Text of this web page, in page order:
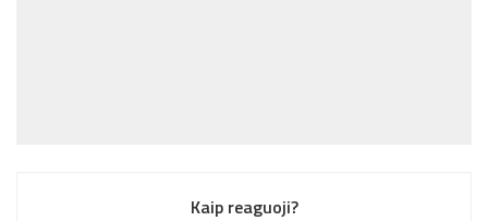
Kaip reaguoji?